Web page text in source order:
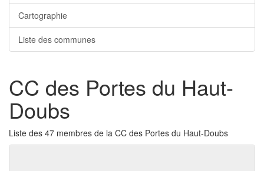
Cartographie
Liste des communes
CC des Portes du Haut-
Doubs
Liste des 47 membres de la CC des Portes du Haut-Doubs